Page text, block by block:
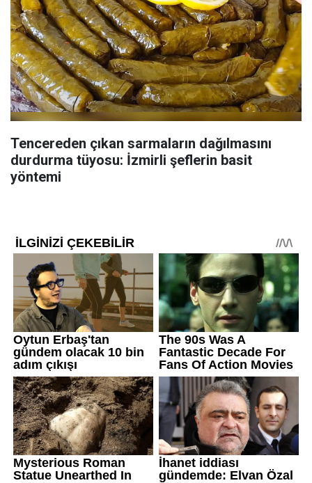
Tencereden çıkan sarmaların dağılmasını
durdurma tüyosu: İzmirli şeflerin basit
yöntemi